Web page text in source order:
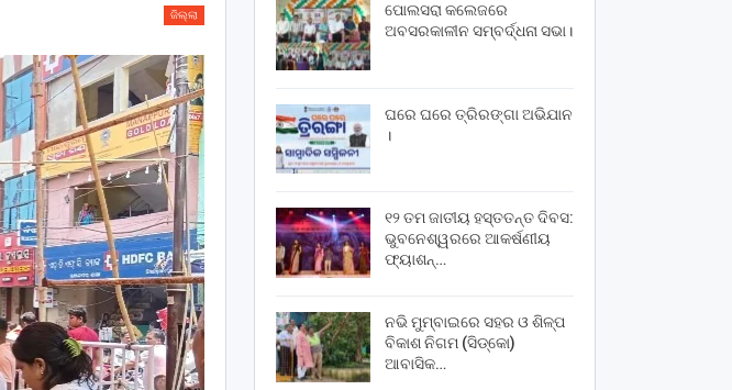
ଜିଲ୍ଲା
ପୋଲସରା କଲେଜରେ
ଅବସରକାଳୀନ ସମ୍ବର୍ଦ୍ଧନା ସଭା।
ଘରେ ଘରେ ତ୍ରିରଙ୍ଗା ଅଭିଯାନ
।
୧୨ ତମ ଜାତୀୟ ହସ୍ତତନ୍ତ ଦିବସ:
ଭୁବନେଶ୍ୱରରେ ଆକର୍ଷଣୀୟ
ଫ୍ୟାଶନ୍…
ନଭି ମୁମ୍ବାଇରେ ସହର ଓ ଶିଳ୍ପ
ବିକାଶ ନିଗମ (ସିଡ୍‌କୋ)
ଆବାସିକ…